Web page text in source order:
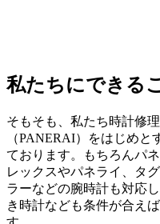
私たちにできる
そもそも、私たち時計修
（PANERAI）をはじめ
ております。もちろんパ
レックスやパネライ、タ
ラーなどの腕時計も対応
き時計なども条件が合え